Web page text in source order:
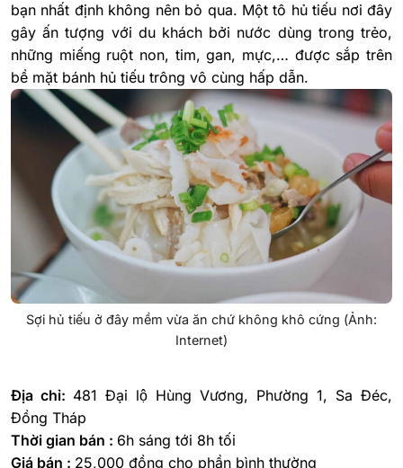
bạn nhất định không nên bỏ qua. Một tô hủ tiếu nơi đây
gây ấn tượng với du khách bởi nước dùng trong trẻo,
những miếng ruột non, tim, gan, mực,… được sắp trên
bề mặt bánh hủ tiếu trông vô cùng hấp dẫn.
Sợi hủ tiếu ở đây mềm vừa ăn chứ không khô cứng (Ảnh:
Internet)
Địa chỉ: 481 Đại lộ Hùng Vương, Phường 1, Sa Đéc,
Đồng Tháp
Thời gian bán : 6h sáng tới 8h tối
Giá bán : 25,000 đồng cho phần bình thường